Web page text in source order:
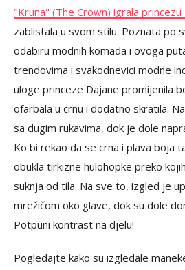
"Kruna" (The Crown) igrala princezu
zablistala u svom stilu. Poznata po
odabiru modnih komada i ovoga
trendovima i svakodnevici modne
uloge princeze Dajane promijenila
ofarbala u crnu i dodatno skratila.
sa dugim rukavima, dok je dole
Ko bi rekao da se crna i plava boja
obukla tirkizne hulohopke preko
suknja od tila. Na sve to, izgled je
mrežičom oko glave, dok su dole
Potpuni kontrast na djelu!
Pogledajte kako su izgledale